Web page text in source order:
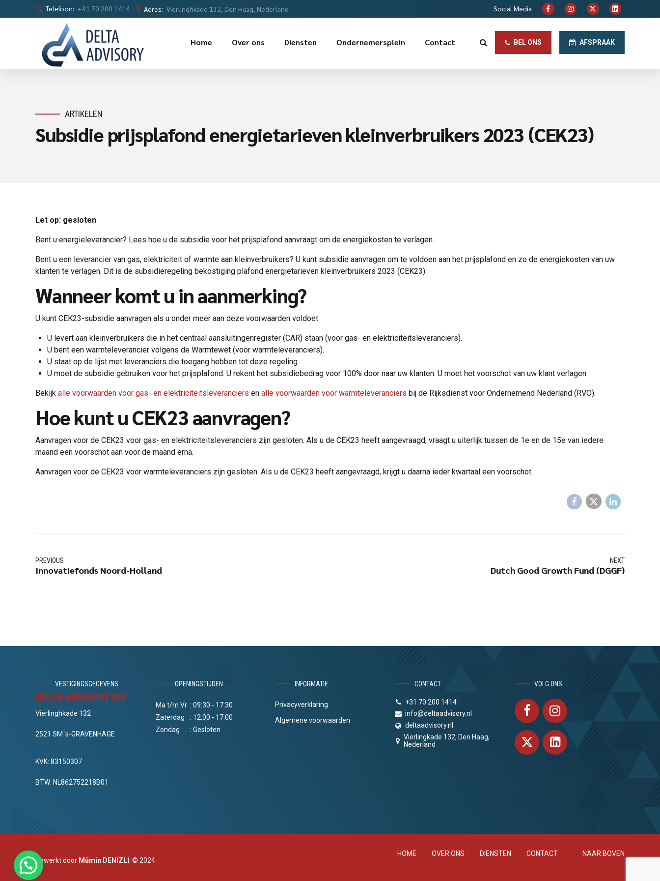
Telefoon: +31 70 200 1414 Adres: Vierlinghkade 132, Den Haag, Nederland Social Media
BEL ONS AFSPRAAK
Home Over ons Diensten Ondernemersplein Contact
ARTIKELEN
Subsidie prijsplafond energietarieven kleinverbruikers 2023 (CEK23)
Let op: gesloten
Bent u energieleverancier? Lees hoe u de subsidie voor het prijsplafond aanvraagt om de energiekosten te verlagen.
Bent u een leverancier van gas, elektriciteit of warmte aan kleinverbruikers? U kunt subsidie aanvragen om te voldoen aan het prijsplafond en zo de energiekosten van uw
klanten te verlagen. Dit is de subsidieregeling bekostiging plafond energietarieven kleinverbruikers 2023 (CEK23).
Wanneer komt u in aanmerking?
U kunt CEK23-subsidie aanvragen als u onder meer aan deze voorwaarden voldoet:
U levert aan kleinverbruikers die in het centraal aansluitingenregister (CAR) staan (voor gas- en elektriciteitsleveranciers).
U bent een warmteleverancier volgens de Warmtewet (voor warmteleveranciers).
U staat op de lijst met leveranciers die toegang hebben tot deze regeling.
U moet de subsidie gebruiken voor het prijsplafond. U rekent het subsidiebedrag voor 100% door naar uw klanten. U moet het voorschot van uw klant verlagen.
Bekijk alle voorwaarden voor gas- en elektriciteitsleveranciers en alle voorwaarden voor warmteleveranciers bij de Rijksdienst voor Ondernemend Nederland (RVO).
Hoe kunt u CEK23 aanvragen?
Aanvragen voor de CEK23 voor gas- en elektriciteitsleveranciers zijn gesloten. Als u de CEK23 heeft aangevraagd, vraagt u uiterlijk tussen de 1e en de 15e van iedere
maand een voorschot aan voor de maand erna.
Aanvragen voor de CEK23 voor warmteleveranciers zijn gesloten. Als u de CEK23 heeft aangevraagd, krijgt u daarna ieder kwartaal een voorschot.
PREVIOUS
Innovatiefonds Noord-Holland
NEXT
Dutch Good Growth Fund (DGGF)
VESTIGINGSGEGEVENS
DELTA ADVISORY B.V.
Vierlinghkade 132
2521 SM 's-GRAVENHAGE
KVK: 83150307
BTW: NL862752218B01
OPENINGSTIJDEN
Ma t/m Vr : 09:30 - 17:30
Zaterdag
: 12:00 - 17:00
Zondag
: Gesloten
INFORMATIE
Privacyverklaring
Algemene voorwaarden
CONTACT
+31 70 200 1414
info@deltaadvisory.nl
deltaadvisory.nl
Vierlingkade 132, Den Haag,
Nederland
VOLG ONS
Bewerkt door Mümin DENİZLİ . © 2024
HOME OVER ONS DIENSTEN CONTACT NAAR BOVEN